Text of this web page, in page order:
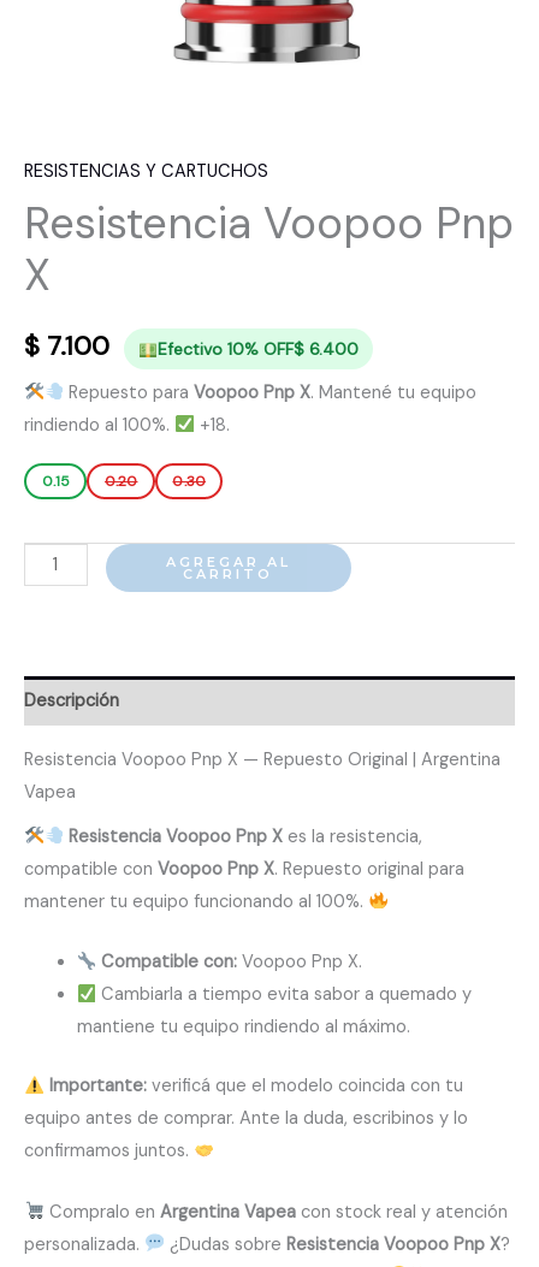
RESISTENCIAS Y CARTUCHOS
Resistencia Voopoo Pnp
X
$ 7.100 Efectivo 10% OFF$6.400
Repuesto paraVoopoo Pnp X. Mantené tu equipo
rindiendo al 100%.
+18.
0.15 0.20 0.30
Resistencia
Voopoo
cantidad
AGREGAR AL
CARRITO
Descripción
Resistencia Voopoo Pnp X — Repuesto Original | Argentina
Vapea
Resistencia Voopoo Pnp X es la resistencia,
compatible con Voopoo Pnp X. Repuesto original para
mantener tu equipo funcionando al 100%.
Compatible con: Voopoo Pnp X.
Cambiarla a tiempo evita sabor a quemado y
mantiene tu equipo rindiendo al máximo.
Importante:verificá que el modelo coincida con tu
equipo antes de comprar. Ante la duda, escribinos y lo
confirmamos juntos.
Compralo en Argentina Vapeacon stock real y atención
personalizada.
¿Dudas sobre Resistencia Voopoo Pnp X?